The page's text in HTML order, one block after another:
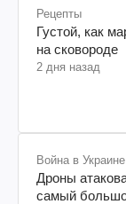
Рецепты
Густой, как
на сковороде
2 дня назад
Война в Украине
Дроны
самый